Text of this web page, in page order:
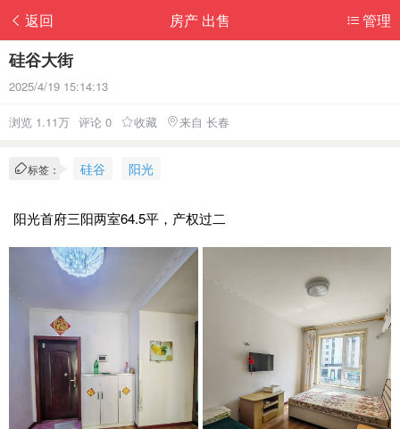
返回 管理
房产 出售
硅谷大街
2025/4/19 15:14:13
浏览 1.11万 评论 0 收藏 来自 长春
标签： 硅谷 阳光
阳光首府三阳两室64.5平，产权过二